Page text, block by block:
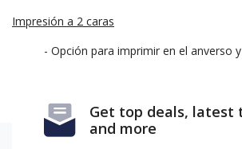
Impresión a 2 caras
- Opción para imprimir en el anverso
Get top deals, latest
and more